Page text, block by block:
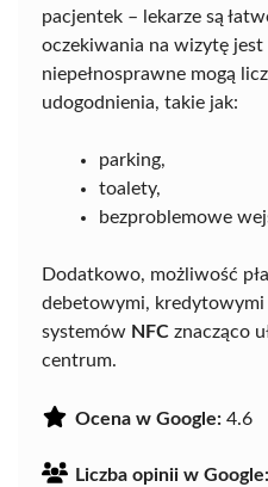
pacjentek – lekarze są
oczekiwania na wizytę
niepełnosprawne mogą
udogodnienia, takie jak:
parking,
toalety,
bezproblemowe
Dodatkowo, możliwość
debetowymi, kredytowymi
systemów NFC znacząco
centrum.
Ocena w Google: 4.6
Liczba opinii w Google: